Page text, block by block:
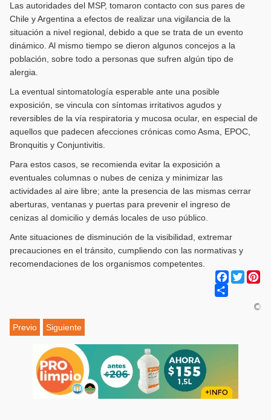
Las autoridades del MSP, tomaron contacto con sus pares de
Chile y Argentina a efectos de realizar una vigilancia de la
situación a nivel regional, debido a que se trata de un evento
dinámico. Al mismo tiempo se dieron algunos concejos a la
población, sobre todo a personas que sufren algún tipo de
alergia.
La eventual sintomatología esperable ante una posible
exposición, se vincula con síntomas irritativos agudos y
reversibles de la vía respiratoria y mucosa ocular, en especial de
aquellos que padecen afecciones crónicas como Asma, EPOC,
Bronquitis y Conjuntivitis.
Para estos casos, se recomienda evitar la exposición a
eventuales columnas o nubes de ceniza y minimizar las
actividades al aire libre; ante la presencia de las mismas cerrar
aberturas, ventanas y puertas para prevenir el ingreso de
cenizas al domicilio y demás locales de uso público.
Ante situaciones de disminución de la visibilidad, extremar
precauciones en el tránsito, cumpliendo con las normativas y
recomendaciones de los organismos competentes.
Facebook
Twitter
Previo Siguiente